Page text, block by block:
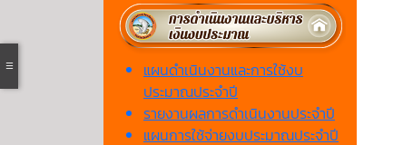
แผนดำเนินงานและการใช้งบ
ประมาณประจำปี
รายงานผลการดำเนินงานประจำปี
แผนการใช้จ่ายงบประมาณประจำปี